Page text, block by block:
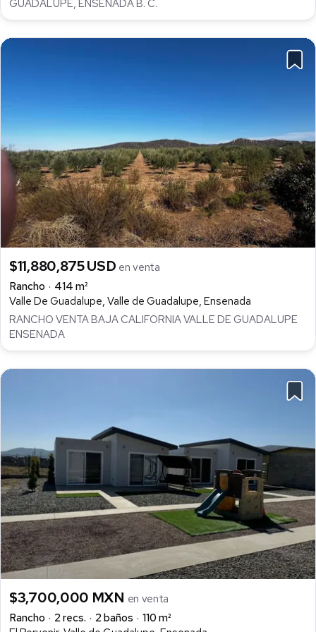
GUADALUPE, ENSENADA B. C.
$11,880,875 USD en venta
Rancho
414 m²
Valle De Guadalupe, Valle de Guadalupe, Ensenada
RANCHO VENTA BAJA CALIFORNIA VALLE DE GUADALUPE
ENSENADA
$3,700,000 MXN en venta
Rancho
2 recs. 2 baños
110 m²